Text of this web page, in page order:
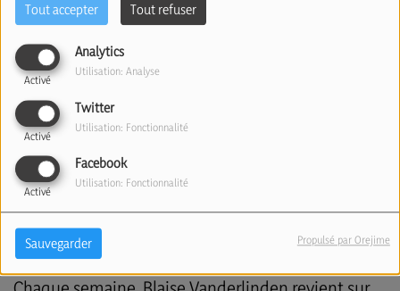
Tout accepter Tout refuser
Analytics
Activé
Utilisation: Analyse
Twitter
Activé
Utilisation: Fonctionnalité
Facebook
Activé
Utilisation: Fonctionnalité
Sauvegarder Propulsé par Orejime
11 novembre 2025
Écouter le podcast
La nuit de Cristal dans la nuit du 9 au 10 novembre
1938.